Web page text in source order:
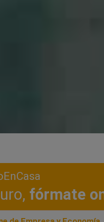
fórmate